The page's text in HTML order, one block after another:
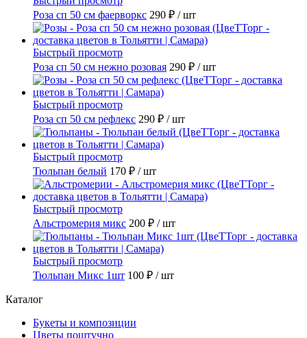
Роза сп 50 см фаерворкс 290 ₽ / шт
Быстрый просмотр
Роза сп 50 см нежно розовая 290 ₽ / шт
Быстрый просмотр
Роза сп 50 см рефлекс 290 ₽ / шт
Быстрый просмотр
Тюльпан белый 170 ₽ / шт
Быстрый просмотр
Альстромерия микс 200 ₽ / шт
Быстрый просмотр
Тюльпан Микс 1шт 100 ₽ / шт
Каталог
Букеты и композиции
Цветы поштучно